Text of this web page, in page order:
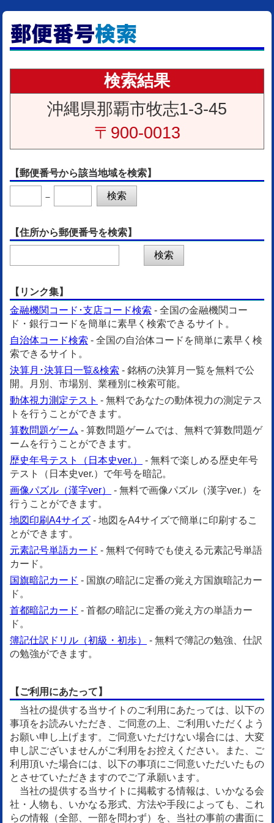
検索結果
沖縄県那覇市牧志1-3-45
〒900-0013
【郵便番号から該当地域を検索】
－
【住所から郵便番号を検索】
【リンク集】
金融機関コード･支店コード検索 - 全国の金融機関コー
ド・銀行コードを簡単に素早く検索できるサイト。
自治体コード検索 - 全国の自治体コードを簡単に素早く検
索できるサイト。
決算月･決算日一覧&検索 - 銘柄の決算月一覧を無料で公
開。月別、市場別、業種別に検索可能。
動体視力測定テスト - 無料であなたの動体視力の測定テス
トを行うことができます。
算数問題ゲーム - 算数問題ゲームでは、無料で算数問題ゲ
ームを行うことができます。
歴史年号テスト（日本史ver.）
- 無料で楽しめる歴史年号
テスト（日本史ver.）で年号を暗記。
画像パズル（漢字ver）
- 無料で画像パズル（漢字ver.）を
行うことができます。
地図印刷A4サイズ - 地図をA4サイズで簡単に印刷するこ
とができます。
元素記号単語カード - 無料で何時でも使える元素記号単語
カード。
国旗暗記カード - 国旗の暗記に定番の覚え方国旗暗記カー
ド。
首都暗記カード - 首都の暗記に定番の覚え方の単語カー
ド。
簿記仕訳ドリル（初級・初歩）
- 無料で簿記の勉強、仕訳
の勉強ができます。
【ご利用にあたって】
当社の提供する当サイトのご利用にあたっては、以下の
事項をお読みいただき、ご同意の上、ご利用いただくよう
お願い申し上げます。ご同意いただけない場合には、大変
申し訳ございませんがご利用をお控えください。また、ご
利用頂いた場合には、以下の事項にご同意いただいたもの
とさせていただきますのでご了承願います。
当社の提供する当サイトに掲載する情報は、いかなる会
社・人物も、いかなる形式、方法や手段によっても、これ
らの情報（全部、一部を問わず）を、当社の事前の書面に